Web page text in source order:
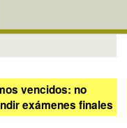
vencidos: no
exámenes finales